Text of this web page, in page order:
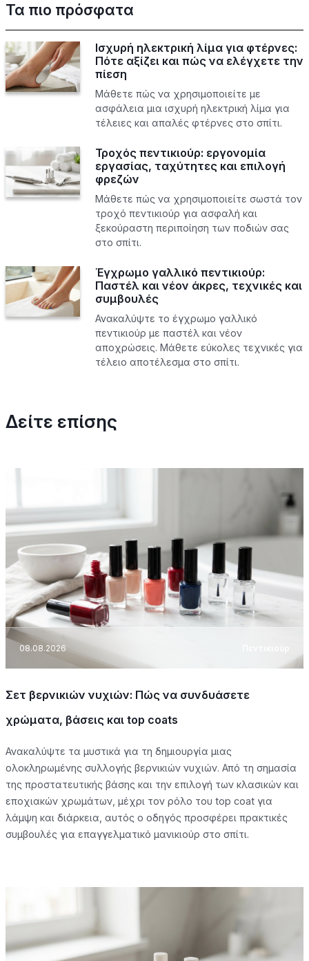
Τα πιο πρόσφατα
Ισχυρή ηλεκτρική λίμα για φτέρνες:
Πότε αξίζει και πώς να ελέγχετε την
πίεση
Μάθετε πώς να χρησιμοποιείτε με
ασφάλεια μια ισχυρή ηλεκτρική λίμα για
τέλειες και απαλές φτέρνες στο σπίτι.
Τροχός πεντικιούρ: εργονομία
εργασίας, ταχύτητες και επιλογή
φρεζών
Μάθετε πώς να χρησιμοποιείτε σωστά τον
τροχό πεντικιούρ για ασφαλή και
ξεκούραστη περιποίηση των ποδιών σας
στο σπίτι.
Έγχρωμο γαλλικό πεντικιούρ:
Παστέλ και νέον άκρες, τεχνικές και
συμβουλές
Ανακαλύψτε το έγχρωμο γαλλικό
πεντικιούρ με παστέλ και νέον
αποχρώσεις. Μάθετε εύκολες τεχνικές για
τέλειο αποτέλεσμα στο σπίτι.
Δείτε επίσης
08.08.2026
Σετ βερνικιών νυχιών: Πώς να συνδυάσετε
χρώματα, βάσεις και top coats
Ανακαλύψτε τα μυστικά για τη δημιουργία μιας
ολοκληρωμένης συλλογής βερνικιών νυχιών. Από τη σημασία
της προστατευτικής βάσης και την επιλογή των κλασικών και
εποχιακών χρωμάτων, μέχρι τον ρόλο του top coat για
λάμψη και διάρκεια, αυτός ο οδηγός προσφέρει πρακτικές
συμβουλές για επαγγελματικό μανικιούρ στο σπίτι.